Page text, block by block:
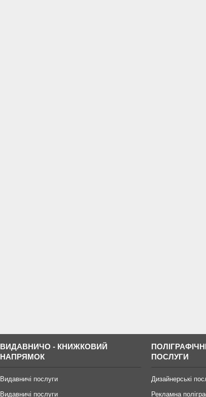
ВИДАВНИЧО - КНИЖКОВИЙ
НАПРЯМОК
Видавничі послуги
Видавничі послуги
ПОСЛУГИ
Дизайнерські
Рекламна